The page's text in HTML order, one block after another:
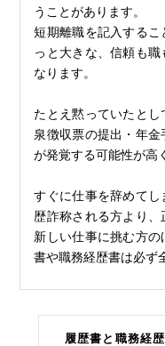
うことがあります。
短期離職を記入する
っと大きな、信頼も
なります。
たとえ黙っていたと
泉徴収票の提出・年
が発覚する可能性が高
すぐに仕事を辞めて
歴詐称される方より
新しい仕事に挑む方
書や職務経歴書は必ず
履歴書と職務経